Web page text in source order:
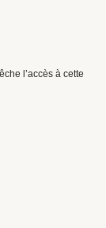
l’accès à cette